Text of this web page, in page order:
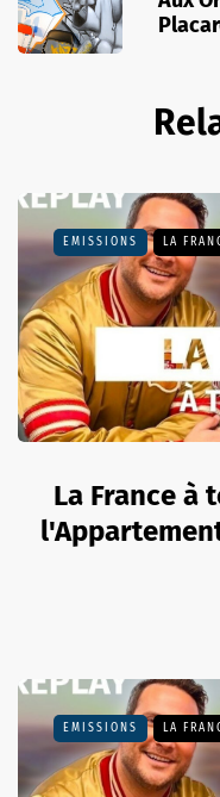
EMISSIONS LA
La France à
EMISSIONS LA